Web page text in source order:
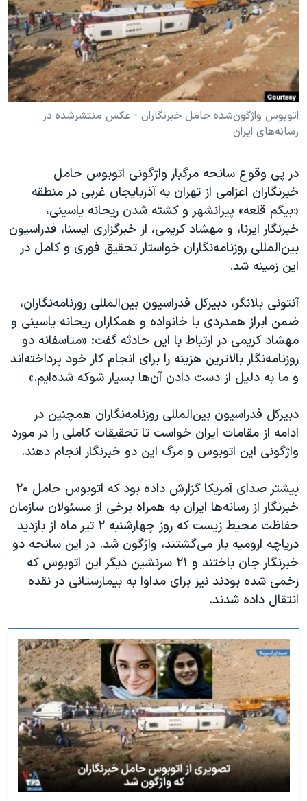
فرهنگ و زندگی
حقوق شهروندی
اقتصادی
علم و فناوری
اسرائیل در جنگ
گالری عکس
مستندها
انتخابات ریاست جمهوری آمریکا ۲۰۲۴
حمله جمهوری اسلامی به اسرائیل
رمز مهسا
ورزش زنان در ایران
اعتراضات زن، زندگی، آزادی
تریبونال مردمی آبان ۹۸
دادگاه حمید نوری
چهل سال گروگان‌گیری
قانون شفافیت دارائی کادر رهبری ایران
اسرائیل در جنگ
نرگس محمدی برنده جایزه نوبل صلح
همایش محافظه‌کاران آمریکا «سی‌پک»
صفحه‌های ویژه
سفر پرزیدنت ترامپ به چین
دنبال کنید
زبانهای مختلف
اتوبوس واژگون‌شده حامل خبرنگاران - عکس منتشرشده در
رسانه‌های ایران
در پی وقوع سانحه مرگبار واژگونی اتوبوس حامل
خبرنگاران اعزامی از تهران به آذربایجان غربی در منطقه
«بیگم قلعه» پیرانشهر و کشته شدن ریحانه یاسینی،
خبرنگار ایرنا، و مهشاد کریمی،‌ از خبرگزاری ایسنا، فدراسیون
بین‌المللی روزنامه‌نگاران خواستار تحقیق فوری و کامل در
این زمینه شد.
آنتونی بلانگر، دبیرکل فدراسیون بین‌المللی روزنامه‌نگاران،
ضمن ابراز همدردی با خانواده و همکاران ریحانه یاسینی و
مهشاد کریمی در ارتباط با این حادثه گفت: «متاسفانه دو
روزنامه‌نگار بالاترین هزینه را برای انجام کار خود پرداخته‌اند
و ما به دلیل از دست دادن آن‌ها بسیار شوکه شده‌ایم.»
دبیرکل فدراسیون بین‌المللی روزنامه‌نگاران همچنین در
ادامه از مقامات ایران خواست تا تحقیقات کاملی را در مورد
واژگونی این اتوبوس و مرگ این دو خبرنگار انجام دهند.
پیشتر صدای آمریکا گزارش داده بود که اتوبوس حامل ۲۰
خبرنگار از رسانه‌ها ایران به همراه برخی از مسئولان سازمان
حفاظت محیط زیست که روز چهارشنبه ۲ تیر ماه از بازدید
دریاچه ارومیه باز می‌گشتند، واژگون شد. در این سانحه دو
خبرنگار جان باختند و ۲۱ سرنشین دیگر این اتوبوس که
زخمی شده بودند نیز برای مداوا به بیمارستانی در نقده
انتقال داده شدند.